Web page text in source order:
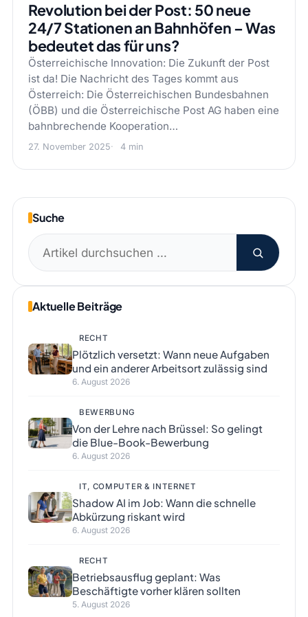
Revolution bei der Post: 50 neue
24/7 Stationen an Bahnhöfen – Was
bedeutet das für uns?
Österreichische Innovation: Die Zukunft der Post
ist da! Die Nachricht des Tages kommt aus
Österreich: Die Österreichischen Bundesbahnen
(ÖBB) und die Österreichische Post AG haben eine
bahnbrechende Kooperation…
27. November 2025 4 min
Suche
Suchen
nach:
Aktuelle Beiträge
RECHT
Plötzlich versetzt: Wann neue Aufgaben
und ein anderer Arbeitsort zulässig sind
6. August 2026
BEWERBUNG
Von der Lehre nach Brüssel: So gelingt
die Blue-Book-Bewerbung
6. August 2026
IT, COMPUTER & INTERNET
Shadow AI im Job: Wann die schnelle
Abkürzung riskant wird
6. August 2026
RECHT
Betriebsausflug geplant: Was
Beschäftigte vorher klären sollten
5. August 2026